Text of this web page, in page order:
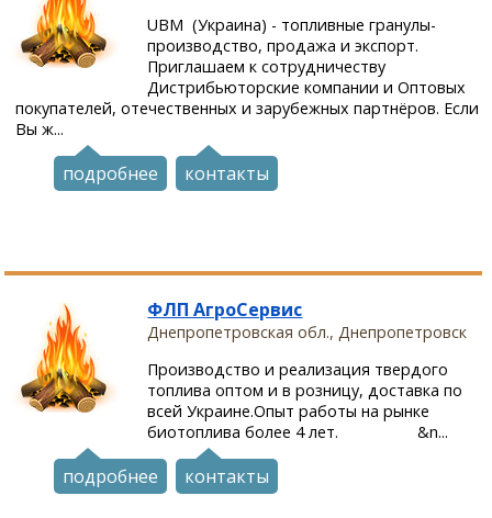
UBM (Украина) - топливные гранулы-
производство, продажа и экспорт.
Приглашаем к сотрудничеству
Дистрибьюторские компании и Оптовых
покупателей, отечественных и зарубежных партнёров. Если
Вы ж...
подробнее контакты
ФЛП АгроСервис
Днепропетровская обл., Днепропетровск
Производство и реализация твердого
топлива оптом и в розницу, доставка по
всей Украине.Опыт работы на рынке
биотоплива более 4 лет. &n...
подробнее контакты